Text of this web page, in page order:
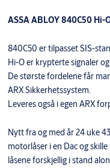
ASSA ABLOY 840C50 Hi-
840C50 er tilpasset SIS-
Hi-O er krypterte signaler
De største fordelene får
ARX Sikkerhetssystem.
Leveres også i egen ARX
Nytt fra og med år 24 uke
motorlåser i en Dac og
låsene forskjellig i stand